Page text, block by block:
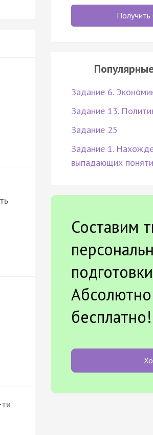
Получить
Задание 6.
Задание 13.
Задание 25
Задание 1.
выпадающих
Составим
Абсолютно
бесплатно!